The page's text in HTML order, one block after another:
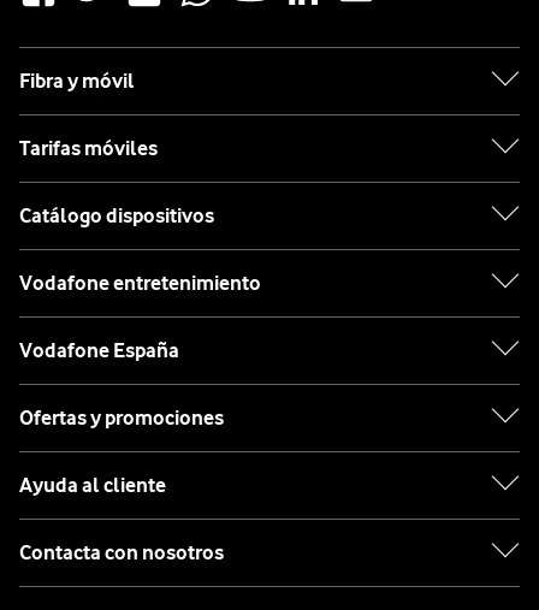
Fibra y móvil
Tarifas móviles
Catálogo dispositivos
Vodafone entretenimiento
Vodafone España
Ofertas y promociones
Ayuda al cliente
Contacta con nosotros